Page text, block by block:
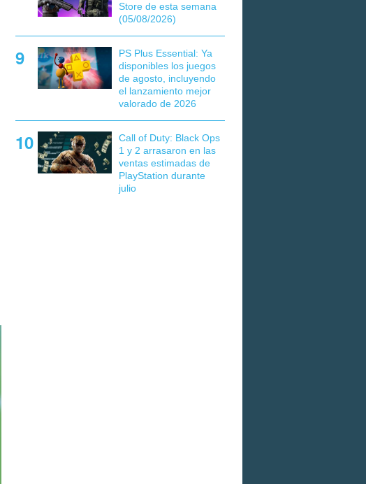
Store de esta semana
(05/08/2026)
PS Plus Essential: Ya
disponibles los juegos
de agosto, incluyendo
el lanzamiento mejor
valorado de 2026
Call of Duty: Black Ops
1 y 2 arrasaron en las
ventas estimadas de
PlayStation durante
julio